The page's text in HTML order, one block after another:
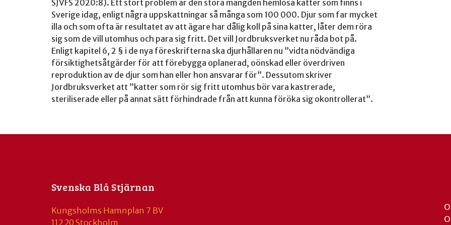
SJVFS 2020:8). Ett stort problem är den stora mängden hemlösa katter som finns i
Sverige idag, enligt några uppskattningar så många som 100 000. Djur som far mycket
illa och som ofta är resultatet av att ägare har dålig koll på sina katter, låter dem röra
sig som de vill utomhus och para sig fritt. Det vill Jordbruksverket nu råda bot på.
Enligt kapitel 6, 2 § i de nya föreskrifterna ska djurhållaren nu ”vidta nödvändiga
försiktighetsåtgärder för att förebygga oplanerad, oönskad eller överdriven
reproduktion av de djur som han eller hon ansvarar för”. Dessutom skriver
Jordbruksverket att ”katter som rör sig fritt utomhus bör vara kastrerade,
steriliserade eller på annat sätt förhindrade från att kunna föröka sig okontrollerat”.
Svenska Blå Stjärnan
Kungsholms Hamnplan 7 BV
112 20 Stockholm